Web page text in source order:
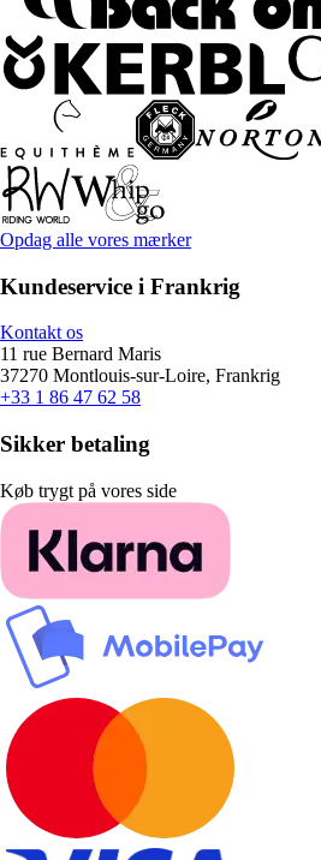
Opdag alle vores mærker
Kundeservice i Frankrig
Kontakt os
11 rue Bernard Maris
37270 Montlouis-sur-Loire, Frankrig
+33 1 86 47 62 58
Sikker betaling
Køb trygt på vores side